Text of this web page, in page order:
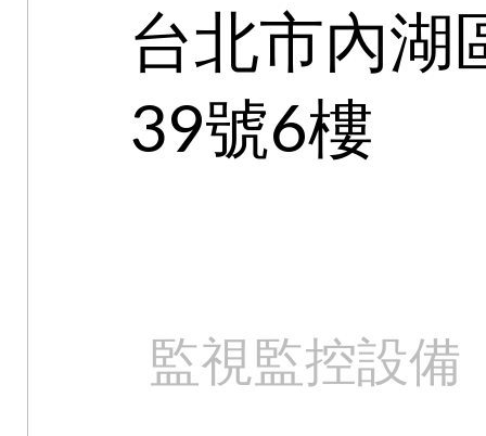
台北市內湖
39號6樓
監視監控設備